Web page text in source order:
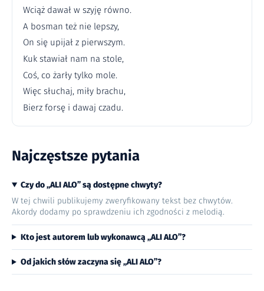
Wciąż dawał w szyję równo.
A bosman też nie lepszy,
On się upijał z pierwszym.
Kuk stawiał nam na stole,
Coś, co żarły tylko mole.
Więc słuchaj, miły brachu,
Bierz forsę i dawaj czadu.
Najczęstsze pytania
Czy do „ALI ALO” są dostępne chwyty?
W tej chwili publikujemy zweryfikowany tekst bez chwytów.
Akordy dodamy po sprawdzeniu ich zgodności z melodią.
Kto jest autorem lub wykonawcą „ALI ALO”?
Od jakich słów zaczyna się „ALI ALO”?